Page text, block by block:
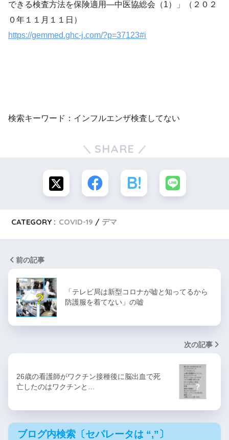
できる検査方法を保険適用―中医協総会（1）」（２０２
０年１１月１１日）
https://gemmed.ghc-j.com/?p=37123#i
検索キーワード：インフルエンザ検査してない
SHARE
CATEGORY : COVID-19 デマ
前の記事
「テレビ局は新型コロナが嘘と知ってるから
防護服を着てない」の嘘
次の記事
26歳の看護師がワクチン接種後に脳出血で死
亡したのはワクチンと…
ブログ内検索〔セパレータは “,”〕